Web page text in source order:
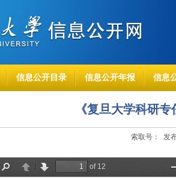
信息公开目录 信息公开年报 信息
《复旦大学科研
索取号： 发